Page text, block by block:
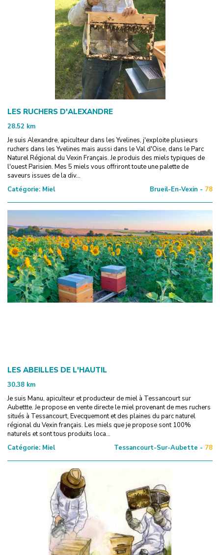
LES RUCHERS D'ALEXANDRE
28.52 km
Je suis Alexandre, apiculteur dans les Yvelines, j'exploite plusieurs
ruchers dans les Yvelines mais aussi dans le Val d'Oise, dans le Parc
Naturel Régional du Vexin Français. Je produis des miels typiques de
l'ouest Parisien. Mes 5 miels vous offriront toute une palette de
saveurs issues de la div...
Catégorie: Miel Brueil-En-Vexin - 78
LES ABEILLES DE L'HAUTIL
30.38 km
Je suis Manu, apiculteur et producteur de miel à Tessancourt sur
Aubettte. Je propose en vente directe le miel provenant de mes ruchers
situés à Tessancourt, Evecquemont et des plaines du parc naturel
régional du Vexin français. Les miels que je propose sont 100%
naturels et sont tous produits loca...
Catégorie: Miel Tessancourt-Sur-Aubette - 78